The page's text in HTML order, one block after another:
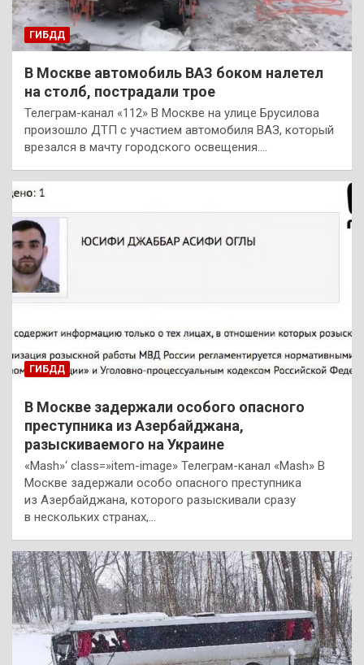
ГИБДД
В Москве автомобиль ВАЗ боком налетел
на столб, пострадали трое
Телеграм-канал «112» В Москве на улице Брусилова
произошло ДТП с участием автомобиля ВАЗ, который
врезался в мачту городского освещения.…
ГИБДД
В Москве задержали особого опасного
преступника из Азербайджана,
разыскиваемого на Украине
«Mash»‘ class=»item-image» Телеграм-канал «Mash» В
Москве задержали особо опасного преступника
из Азербайджана, которого разыскивали сразу
в нескольких странах,…